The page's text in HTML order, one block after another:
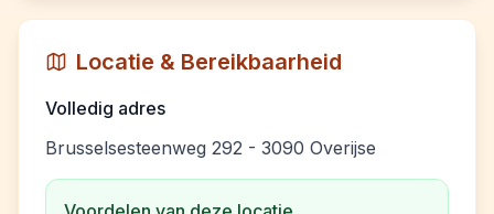
Locatie & Bereikbaarheid
Volledig adres
Brusselsesteenweg 292 - 3090 Overijse